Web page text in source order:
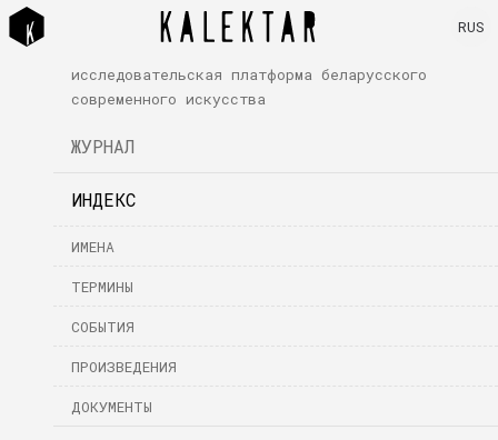
исследовательская платформа беларусского
современного искусства
ЖУРНАЛ
ИНДЕКС
ИМЕНА
ТЕРМИНЫ
СОБЫТИЯ
ПРОИЗВЕДЕНИЯ
ДОКУМЕНТЫ
RUS